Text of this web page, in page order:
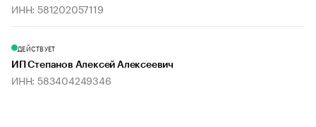
ИНН: 581202057119
ДЕЙСТВУЕТ
ИП Степанов Алексей Алексеевич
ИНН: 583404249346